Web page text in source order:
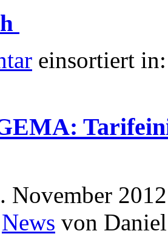
einsortiert
November
News von